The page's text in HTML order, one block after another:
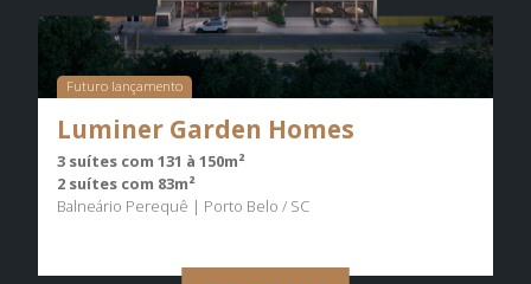
Futuro lançamento
Luminer Garden Homes
3 suítes com 131 à 150m²
2 suítes com 83m²
Balneário Perequê | Porto Belo / SC